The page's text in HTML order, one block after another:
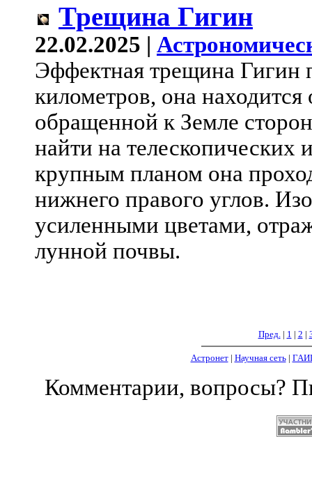
Трещина Гигин
22.02.2025 |
Эффектная трещина Гигин
километров, она находится
обращенной к Земле
найти на
крупным планом она
нижнего правого углов.
усиленными цветами,
лунной почвы.
Пред. | 1 | 2 |
Астронет| Научная сеть|
Комментарии, вопросы?